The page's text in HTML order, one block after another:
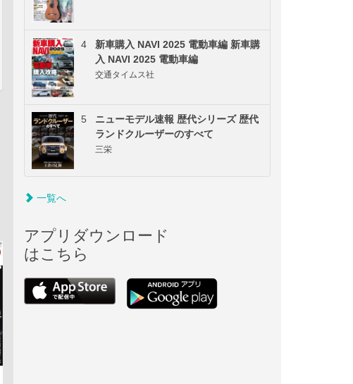
4
新車購入 NAVI 2025 電動車編 新車購
入 NAVI 2025 電動車編
交通タイムス社
5
ニューモデル速報 歴代シリーズ 歴代
ランドクルーザーのすべて
三栄
一覧へ
アプリダウンロード
はこちら